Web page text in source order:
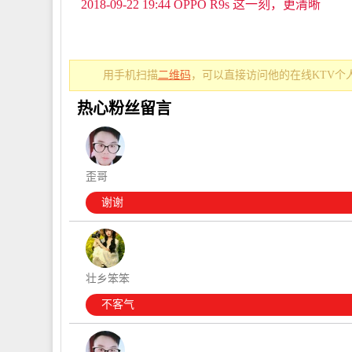
2018-09-22 19:44 OPPO R9s 这一刻，更清晰
用手机扫描二维码 ，可以直接访问他的在线KTV个
热心粉丝留言
歪哥
谢谢
壮乡笨笨
不客气